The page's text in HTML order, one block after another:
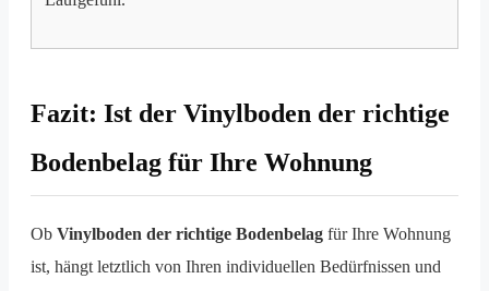
Fazit: Ist der Vinylboden der richtige
Bodenbelag für Ihre Wohnung
Ob Vinylboden der richtige Bodenbelag für Ihre Wohnung
ist, hängt letztlich von Ihren individuellen Bedürfnissen und